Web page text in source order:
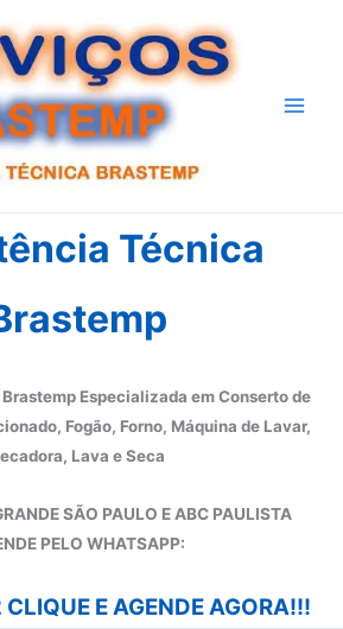
Técnica
Especializada em Conserto de
Fogão, Forno, Máquina de Lavar,
Lava e Seca
SÃO PAULO E ABC PAULISTA
PELO WHATSAPP:
E AGENDE AGORA!!!